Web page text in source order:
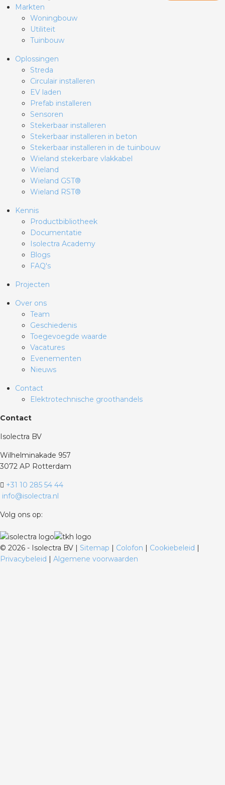
Markten
Woningbouw
Utiliteit
Tuinbouw
Oplossingen
Streda
Circulair installeren
EV laden
Prefab installeren
Sensoren
Stekerbaar installeren
Stekerbaar installeren in beton
Stekerbaar installeren in de tuinbouw
Wieland stekerbare vlakkabel
Wieland
Wieland GST®
Wieland RST®
Kennis
Productbibliotheek
Documentatie
Isolectra Academy
Blogs
FAQ's
Projecten
Over ons
Team
Geschiedenis
Toegevoegde waarde
Vacatures
Evenementen
Nieuws
Contact
Elektrotechnische groothandels
Contact
Isolectra BV
Wilhelminakade 957
3072 AP Rotterdam
+31 10 285 54 44
info@isolectra.nl
Volg ons op:
© 2026 - Isolectra BV | Sitemap | Colofon | Cookiebeleid |
Privacybeleid | Algemene voorwaarden